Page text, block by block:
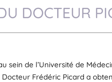
DOCTEUR
sein de l’Université de
Docteur Frédéric Picard a